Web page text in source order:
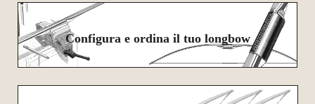
Configura e ordina il tuo longbow